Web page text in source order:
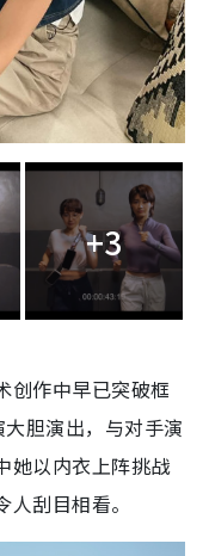
+3
创作中早已突破框
胆演出，与对手演
她以内衣上阵挑战
刮目相看。